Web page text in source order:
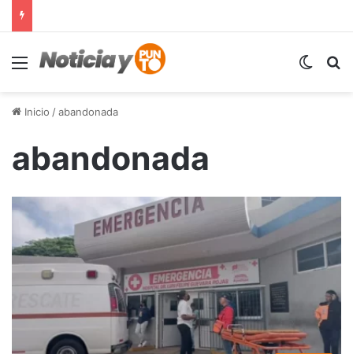
Menú
Inicio /abandonada
abandonada